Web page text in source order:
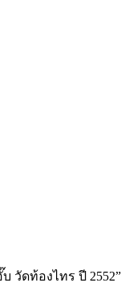
วัดท้องไทร ปี 2552”